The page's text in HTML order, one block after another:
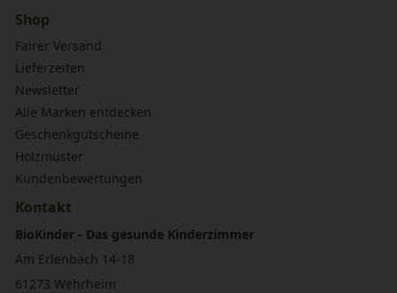
Shop
Fairer Versand
Lieferzeiten
Newsletter
Alle Marken entdecken
Geschenkgutscheine
Holzmuster
Kundenbewertungen
Kontakt
BioKinder - Das gesunde Kinderzimmer
Am Erlenbach 14-18
61273 Wehrheim